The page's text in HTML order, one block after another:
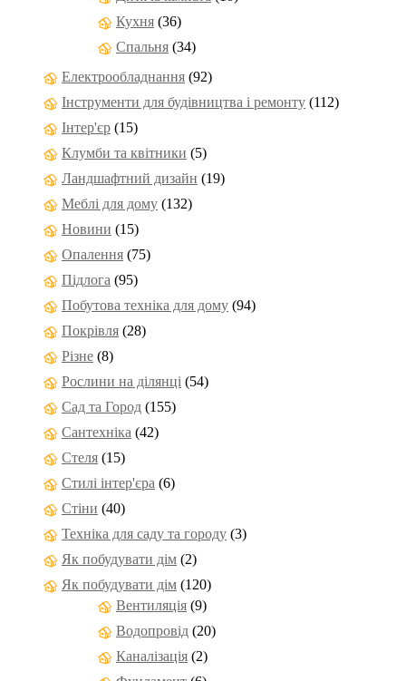
Кухня (36)
Спальня (34)
Електрообладнання (92)
Інструменти для будівництва і ремонту (112)
Інтер'єр (15)
Клумби та квітники (5)
Ландшафтний дизайн (19)
Меблі для дому (132)
Новини (15)
Опалення (75)
Підлога (95)
Побутова техніка для дому (94)
Покрівля (28)
Різне (8)
Рослини на ділянці (54)
Сад та Город (155)
Сантехніка (42)
Стеля (15)
Стилі інтер'єра (6)
Стіни (40)
Техніка для саду та городу (3)
Як побудувати дім (2)
Як побудувати дім (120)
Вентиляція (9)
Водопровід (20)
Каналізація (2)